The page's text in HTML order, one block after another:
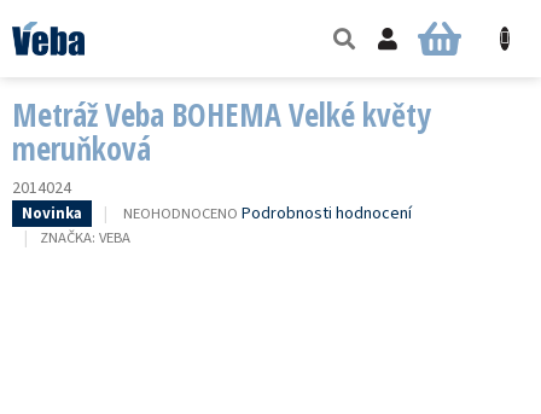
na
obsah
NÁKUPNÍ
Metráž Veba BOHEMA Velké květy
meruňková
2014024
Novinka
PRŮMĚRNÉ
HODNOCENÍ
NEOHODNOCENO Podrobnosti hodnocení
ZNAČKA: VEBA